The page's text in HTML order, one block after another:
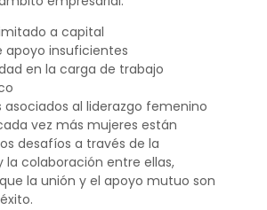
a capital
apoyo insuficientes
en la carga de trabajo
asociados al liderazgo femenino
vez más mujeres están
desafíos a través de la
colaboración entre ellas,
la unión y el apoyo mutuo son